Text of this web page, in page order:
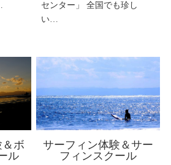
センター」 全国でも珍し
い…
ボ
ル
サーフィン体験＆サー
フィンスクール